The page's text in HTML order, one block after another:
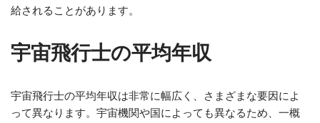
給されることがあります。
宇宙飛行士の平均年収
宇宙飛行士の平均年収は非常に幅広く、さまざまな要因によ
って異なります。宇宙機関や国によっても異なるため、一概